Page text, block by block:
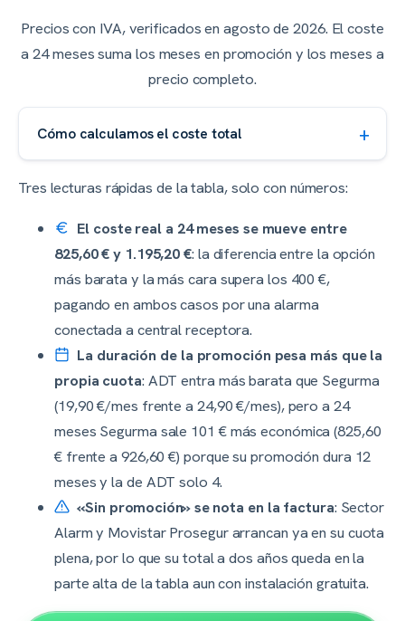
Precios con IVA, verificados enagosto de 2026. El coste
a 24 meses suma los meses en promoción y los meses a
precio completo.
Cómo calculamos el coste total
Tres lecturas rápidas de la tabla, solo con números:
El coste real a 24 meses se mueve entre
825,60 € y 1.195,20 €: la diferencia entre la opción
más barata y la más cara supera los 400 €,
pagando en ambos casos por una alarma
conectada a central receptora.
La duración de la promoción pesa más que la
propia cuota: ADT entra más barata que Segurma
(19,90 €/mes frente a 24,90 €/mes), pero a 24
meses Segurma sale 101 € más económica (825,60
€ frente a 926,60 €) porque su promoción dura 12
meses y la de ADT solo 4.
«Sin promoción» se nota en la factura: Sector
Alarm y Movistar Prosegur arrancan ya en su cuota
plena, por lo que su total a dos años queda en la
parte alta de la tabla aun con instalación gratuita.